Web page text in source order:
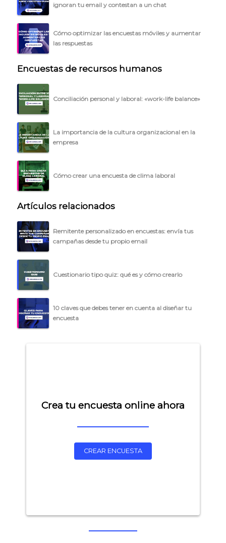
ignoran tu email y contestan a un chat
Cómo optimizar las encuestas móviles y aumentar
las respuestas
Encuestas de recursos humanos
Conciliación personal y laboral: «work-life balance»
La importancia de la cultura organizacional en la
empresa
Cómo crear una encuesta de clima laboral
Artículos relacionados
Remitente personalizado en encuestas: envía tus
campañas desde tu propio email
Cuestionario tipo quiz: qué es y cómo crearlo
10 claves que debes tener en cuenta al diseñar tu
encuesta
Crea tu encuesta online ahora
CREAR ENCUESTA